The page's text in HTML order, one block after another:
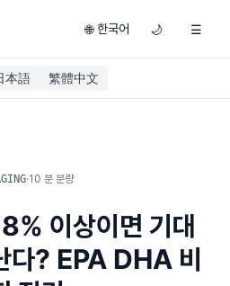
🌐 한국어 🌙 ☰
本語 繁體中文
·10 분 분량
이상이면 기대
다? EPA DHA 비